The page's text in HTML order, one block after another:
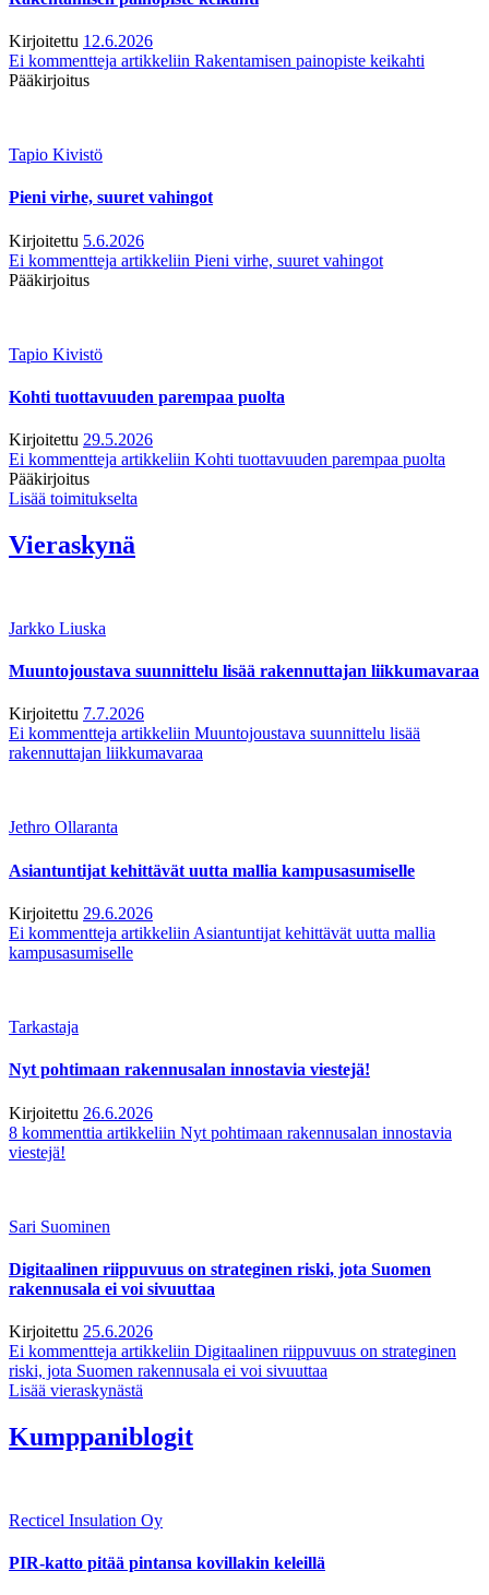
Kirjoitettu 12.6.2026
Ei kommentteja artikkeliin Rakentamisen painopiste keikahti
Pääkirjoitus
Tapio Kivistö
Pieni virhe, suuret vahingot
Kirjoitettu 5.6.2026
Ei kommentteja artikkeliin Pieni virhe, suuret vahingot
Pääkirjoitus
Tapio Kivistö
Kohti tuottavuuden parempaa puolta
Kirjoitettu 29.5.2026
Ei kommentteja artikkeliin Kohti tuottavuuden parempaa puolta
Pääkirjoitus
Lisää toimitukselta
Vieraskynä
Jarkko Liuska
Muuntojoustava suunnittelu lisää rakennuttajan liikkumavaraa
Kirjoitettu 7.7.2026
Ei kommentteja artikkeliin Muuntojoustava suunnittelu lisää
rakennuttajan liikkumavaraa
Jethro Ollaranta
Asiantuntijat kehittävät uutta mallia kampusasumiselle
Kirjoitettu 29.6.2026
Ei kommentteja artikkeliin Asiantuntijat kehittävät uutta mallia
kampusasumiselle
Tarkastaja
Nyt pohtimaan rakennusalan innostavia viestejä!
Kirjoitettu 26.6.2026
8 kommenttia artikkeliin Nyt pohtimaan rakennusalan innostavia
viestejä!
Sari Suominen
Digitaalinen riippuvuus on strateginen riski, jota Suomen
rakennusala ei voi sivuuttaa
Kirjoitettu 25.6.2026
Ei kommentteja artikkeliin Digitaalinen riippuvuus on strateginen
riski, jota Suomen rakennusala ei voi sivuuttaa
Lisää vieraskynästä
Kumppaniblogit
Recticel Insulation Oy
PIR-katto pitää pintansa kovillakin keleillä